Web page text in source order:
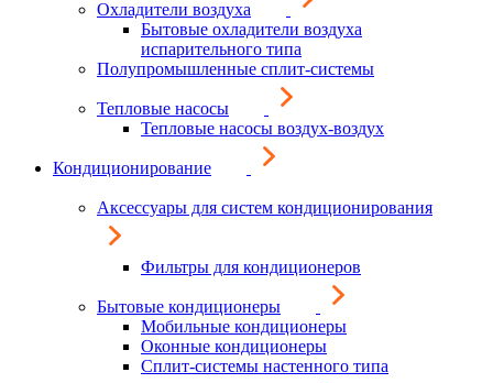
Охладители воздуха
Бытовые охладители воздуха
испарительного типа
Полупромышленные сплит-системы
Тепловые насосы
Тепловые насосы воздух-воздух
Кондиционирование
Аксессуары для систем кондиционирования
Фильтры для кондиционеров
Бытовые кондиционеры
Мобильные кондиционеры
Оконные кондиционеры
Сплит-системы настенного типа